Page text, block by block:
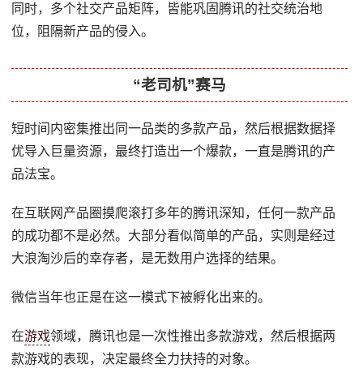
同时，多个社交产品矩阵，皆能巩固腾讯的社交统治地
位，阻隔新产品的侵入。
“老司机”赛马
短时间内密集推出同一品类的多款产品，然后根据数据择
优导入巨量资源，最终打造出一个爆款，一直是腾讯的产
品法宝。
在互联网产品圈摸爬滚打多年的腾讯深知，任何一款产品
的成功都不是必然。大部分看似简单的产品，实则是经过
大浪淘沙后的幸存者，是无数用户选择的结果。
微信当年也正是在这一模式下被孵化出来的。
在游戏领域，腾讯也是一次性推出多款游戏，然后根据两
款游戏的表现，决定最终全力扶持的对象。